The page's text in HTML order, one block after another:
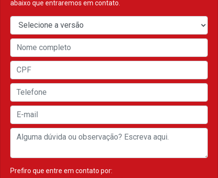
abaixo que entraremos em contato.
Prefiro que entre em contato por: